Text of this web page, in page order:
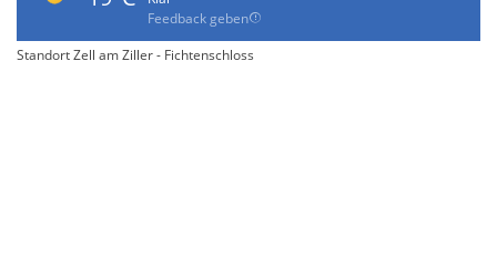
Feedback geben
Standort Zell am Ziller - Fichtenschloss